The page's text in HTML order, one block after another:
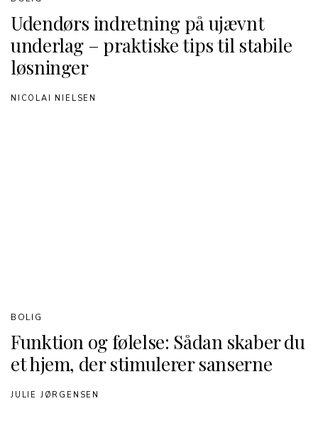
Udendørs indretning på ujævnt
underlag – praktiske tips til stabile
løsninger
NICOLAI NIELSEN
Funktion og følelse: Sådan skaber du
et hjem, der stimulerer sanserne
BOLIG
JULIE JØRGENSEN